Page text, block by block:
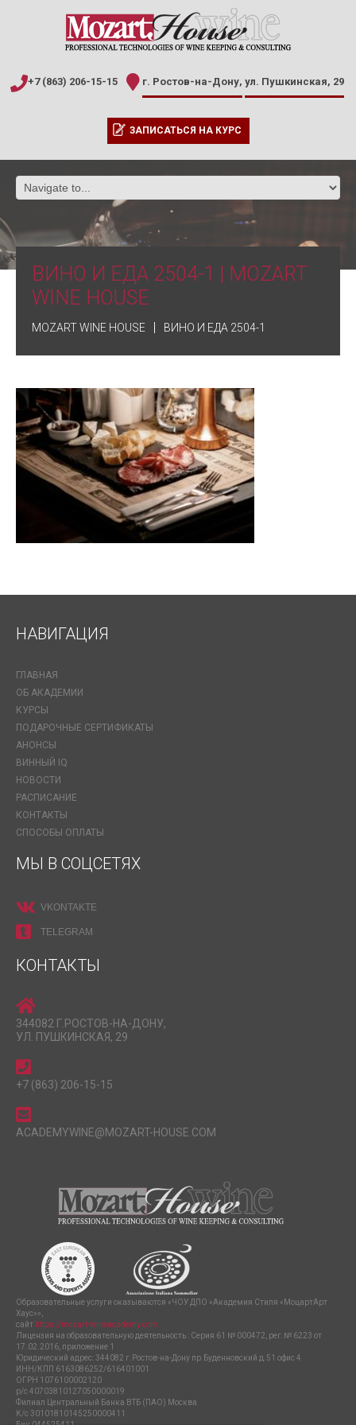
+7 (863) 206-15-15 г. Ростов-на-Дону, ул. Пушкинская, 29
ЗАПИСАТЬСЯ НА КУРС
ВИНО И ЕДА 2504-1 | MOZART
WINE HOUSE
MOZART WINE HOUSE ВИНО И ЕДА 2504-1
НАВИГАЦИЯ
ГЛАВНАЯ
ОБ АКАДЕМИИ
КУРСЫ
ПОДАРОЧНЫЕ СЕРТИФИКАТЫ
АНОНСЫ
ВИННЫЙ IQ
НОВОСТИ
РАСПИСАНИЕ
КОНТАКТЫ
СПОСОБЫ ОПЛАТЫ
МЫ В СОЦСЕТЯХ
VKONTAKTE
TELEGRAM
КОНТАКТЫ
344082 Г.РОСТОВ-НА-ДОНУ,
УЛ. ПУШКИНСКАЯ, 29
+7 (863) 206-15-15
ACADEMYWINE@MOZART-HOUSE.COM
Образовательные услуги оказываются «ЧОУ ДПО «Академия Стиля «МоцартАрт
Хаус»»,
сайт https://mozart-wineacademy.com
Лицензия на образовательную деятельность : Серия 61 № 000472, рег.№ 6223 от
17.02.2016, приложение 1
Юридический адрес: 344082 г.Ростов-на-Дону пр.Буденновский д.51 офис 4
ИНН/КПП 6163086252/616401001
ОГРН 1076100002120
р/с 40703810127050000019
Филиал Центральный Банка ВТБ (ПАО) Москва
К/с 30101810145250000411